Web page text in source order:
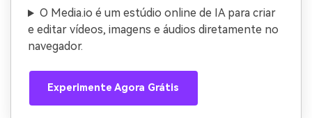
O Media.io é um estúdio online de IA para criar
e editar vídeos, imagens e áudios diretamente no
navegador.
Experimente Agora Grátis